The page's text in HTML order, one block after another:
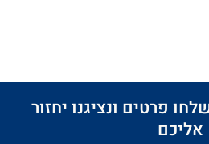
פרטים ונציגנו יחזור
אליכם​